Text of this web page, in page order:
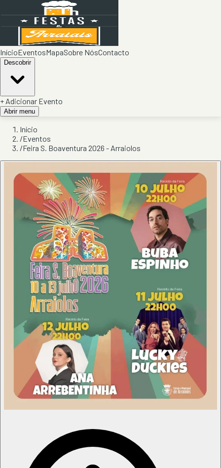
InícioEventosMapaSobre NósContacto
Descobrir
+ Adicionar Evento
Abrir menu
Início
/Eventos
/Feira S. Boaventura 2026 - Arraiolos